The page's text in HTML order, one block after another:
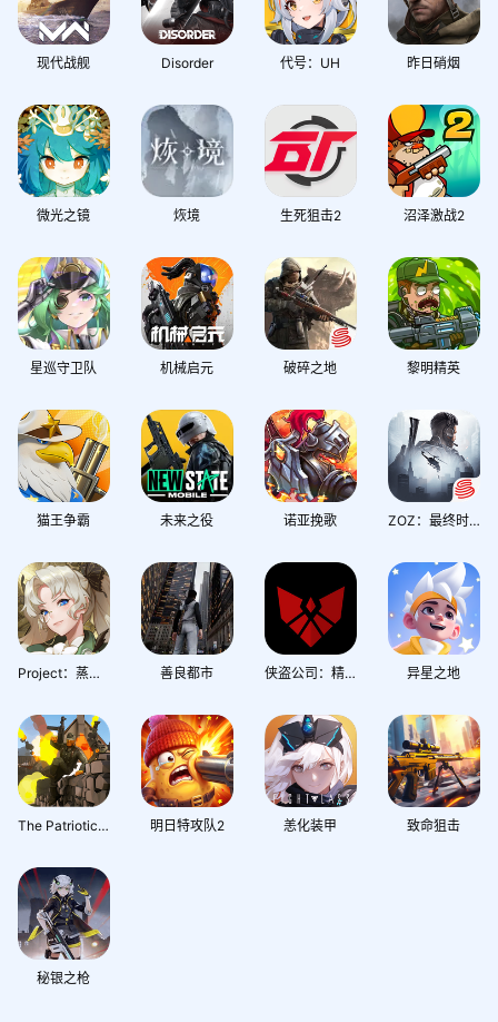
现代战舰 Disorder 代号：UH 昨日硝烟
微光之镜 烣境 生死狙击2 沼泽激战2
星巡守卫队 机械启元 破碎之地 黎明精英
猫王争霸 未来之役 诺亚挽歌 ZOZ：最终时刻
Project：蒸汽纪元 善良都市 侠盗公司：精英 异星之地
The Patriotic War 明日特攻队2 恙化装甲 致命狙击
秘银之枪